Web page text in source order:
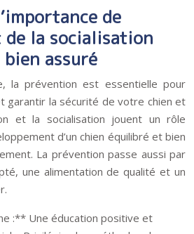
de
de la socialisation
assuré
la prévention est essentielle pour
garantir la sécurité de votre chien et
et la socialisation jouent un rôle
d’un chien équilibré et bien
La prévention passe aussi par
une alimentation de qualité et un
:** Une éducation positive et